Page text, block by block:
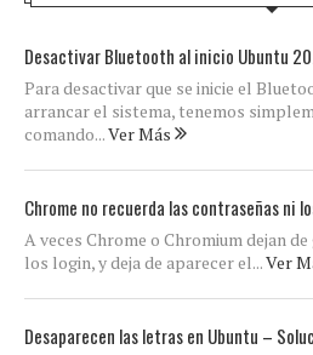
Desactivar Bluetooth al inicio Ubuntu
Para desactivar que se inicie el
arrancar el sistema, tenemos
comando...Ver Más
Chrome no recuerda las contraseñas ni
A veces Chrome o Chromium dejan
los login, y deja de aparecer el...Ver
Desaparecen las letras en Ubuntu –